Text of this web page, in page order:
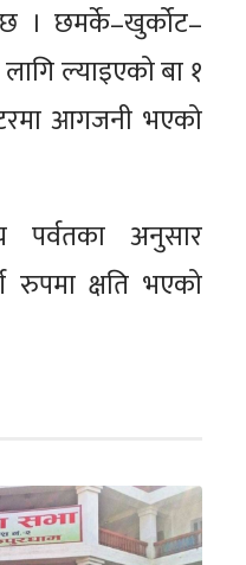
। छमर्के–खुर्कोट–
ल्याइएको बा १
आगजनी भएको
पर्वतका अनुसार
रुपमा क्षति भएको